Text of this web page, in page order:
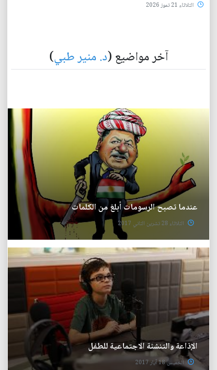
الثلاثاء 21 تموز 2026
آخر مواضيع (د. منير طبي)
عندما تصبح الرسومات أبلغ من الكلمات
الثلاثاء 28 تشرين الثاني 2017
الإذاعة والتنشئة الاجتماعية للطفل
الخميس 18 آيار 2017